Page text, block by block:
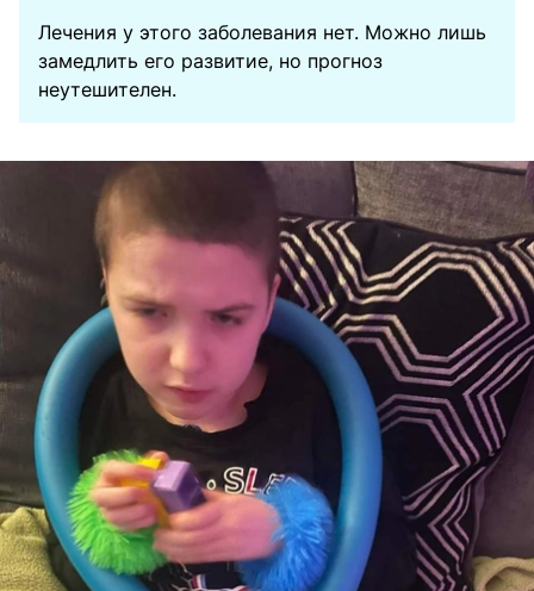
Лечения у этого заболевания нет. Можно лишь
замедлить его развитие, но прогноз
неутешителен.